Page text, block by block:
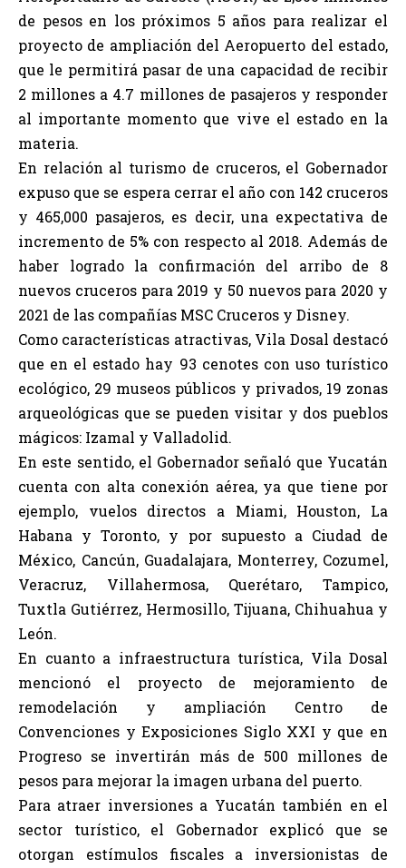
de pesos en los próximos 5 años para realizar el
proyecto de ampliación del Aeropuerto del estado,
que le permitirá pasar de una capacidad de recibir
2 millones a 4.7 millones de pasajeros y responder
al importante momento que vive el estado en la
materia.
En relación al turismo de cruceros, el Gobernador
expuso que se espera cerrar el año con 142 cruceros
y 465,000 pasajeros, es decir, una expectativa de
incremento de 5% con respecto al 2018. Además de
haber logrado la confirmación del arribo de 8
nuevos cruceros para 2019 y 50 nuevos para 2020 y
2021 de las compañías MSC Cruceros y Disney.
Como características atractivas, Vila Dosal destacó
que en el estado hay 93 cenotes con uso turístico
ecológico, 29 museos públicos y privados, 19 zonas
arqueológicas que se pueden visitar y dos pueblos
mágicos: Izamal y Valladolid.
En este sentido, el Gobernador señaló que Yucatán
cuenta con alta conexión aérea, ya que tiene por
ejemplo, vuelos directos a Miami, Houston, La
Habana y Toronto, y por supuesto a Ciudad de
México, Cancún, Guadalajara, Monterrey, Cozumel,
Veracruz, Villahermosa, Querétaro, Tampico,
Tuxtla Gutiérrez, Hermosillo, Tijuana, Chihuahua y
León.
En cuanto a infraestructura turística, Vila Dosal
mencionó el proyecto de mejoramiento de
remodelación y ampliación Centro de
Convenciones y Exposiciones Siglo XXI y que en
Progreso se invertirán más de 500 millones de
pesos para mejorar la imagen urbana del puerto.
Para atraer inversiones a Yucatán también en el
sector turístico, el Gobernador explicó que se
otorgan estímulos fiscales a inversionistas de